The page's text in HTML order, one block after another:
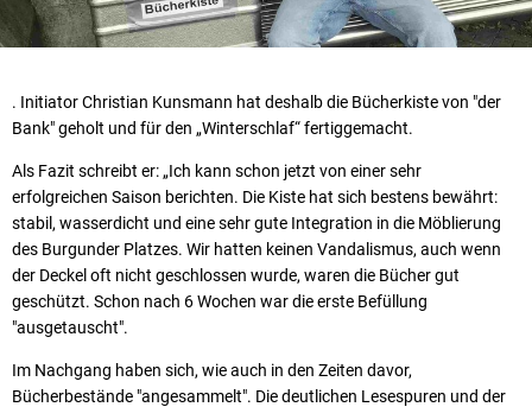
. Initiator Christian Kunsmann hat deshalb die Bücherkiste von "der
Bank" geholt und für den „Winterschlaf“ fertiggemacht.
Als Fazit schreibt er: „Ich kann schon jetzt von einer sehr
erfolgreichen Saison berichten. Die Kiste hat sich bestens bewährt:
stabil, wasserdicht und eine sehr gute Integration in die Möblierung
des Burgunder Platzes. Wir hatten keinen Vandalismus, auch wenn
der Deckel oft nicht geschlossen wurde, waren die Bücher gut
geschützt. Schon nach 6 Wochen war die erste Befüllung
"ausgetauscht".
Im Nachgang haben sich, wie auch in den Zeiten davor,
Bücherbestände "angesammelt". Die deutlichen Lesespuren und der